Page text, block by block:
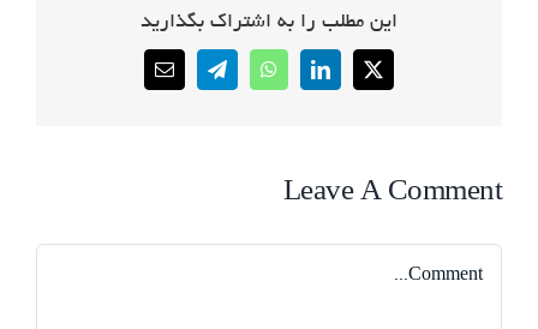
این مطلب را به اشتراک بگذارید
X
LinkedIn
WhatsApp
Telegram
Email
Leave A Comment